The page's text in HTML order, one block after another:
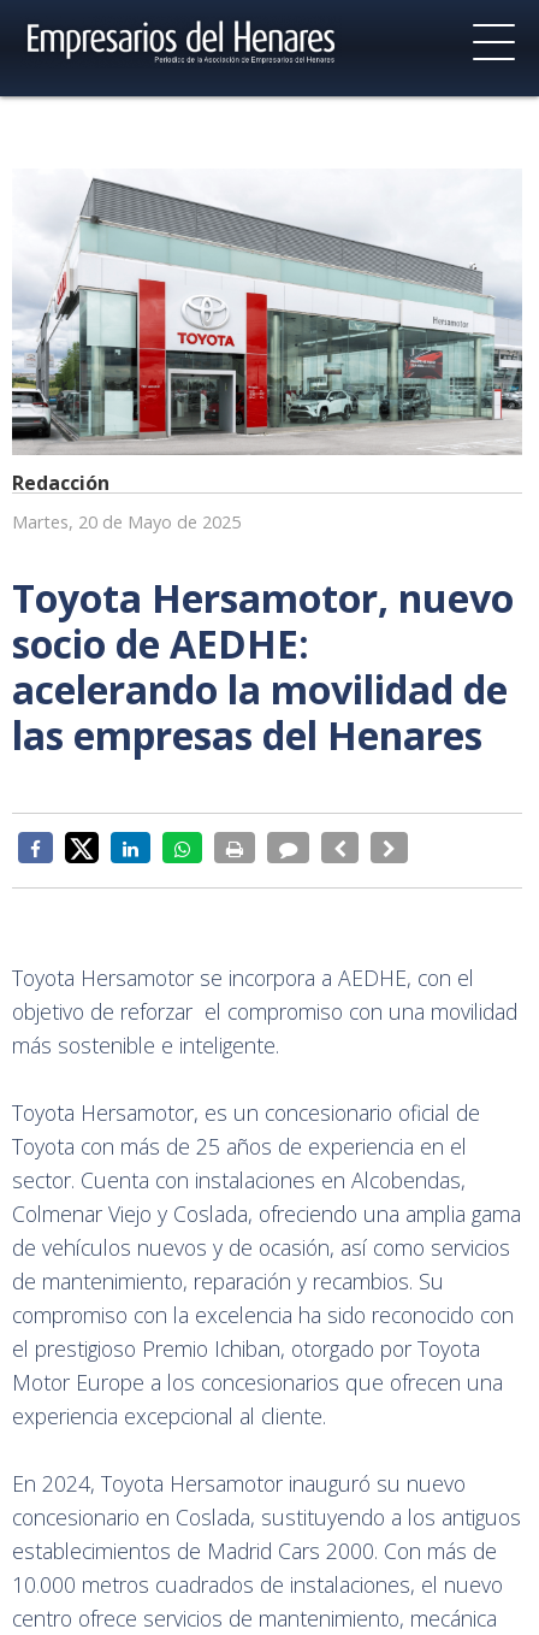
Redacción
Martes, 20 de Mayo de 2025
Toyota Hersamotor, nuevo
socio de AEDHE:
acelerando la movilidad de
las empresas del Henares
Toyota Hersamotor se incorpora a AEDHE, con el
objetivo de reforzar el compromiso con una movilidad
más sostenible e inteligente.
Toyota Hersamotor, es un concesionario oficial de
Toyota con más de 25 años de experiencia en el
sector. Cuenta con instalaciones en Alcobendas,
Colmenar Viejo y Coslada, ofreciendo una amplia gama
de vehículos nuevos y de ocasión, así como servicios
de mantenimiento, reparación y recambios. Su
compromiso con la excelencia ha sido reconocido con
el prestigioso Premio Ichiban, otorgado por Toyota
Motor Europe a los concesionarios que ofrecen una
experiencia excepcional al cliente.
En 2024, Toyota Hersamotor inauguró su nuevo
concesionario en Coslada, sustituyendo a los antiguos
establecimientos de Madrid Cars 2000. Con más de
10.000 metros cuadrados de instalaciones, el nuevo
centro ofrece servicios de mantenimiento, mecánica